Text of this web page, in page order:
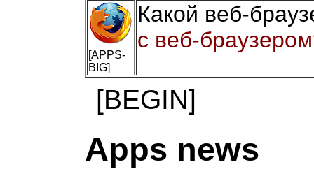
[APPS-
BIG]
Какой веб-
с веб-
[BEGIN]
Apps news